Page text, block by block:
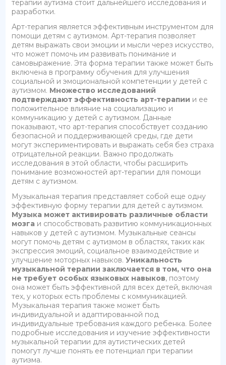
терапии аутизма стоит дальнейшего исследования и
разработки.
Арт-терапия является эффективным инструментом для
помощи детям с аутизмом. Арт-терапия позволяет
детям выражать свои эмоции и мысли через искусство,
что может помочь им развивать понимание и
самовыражение. Эта форма терапии также может быть
включена в программу обучения для улучшения
социальной и эмоциональной компетенции у детей с
аутизмом. Множество исследований
подтверждают эффективность арт-терапии и ее
положительное влияние на социализацию и
коммуникацию у детей с аутизмом. Данные
показывают, что арт-терапия способствует созданию
безопасной и поддерживающей среды, где дети
могут экспериментировать и выражать себя без страха
отрицательной реакции. Важно продолжать
исследования в этой области, чтобы расширить
понимание возможностей арт-терапии для помощи
детям с аутизмом.
Музыкальная терапия представляет собой еще одну
эффективную форму терапии для детей с аутизмом.
Музыка может активировать различные области
мозга и способствовать развитию коммуникационных
навыков у детей с аутизмом. Музыкальные сеансы
могут помочь детям с аутизмом в областях, таких как
экспрессия эмоций, социальное взаимодействие и
улучшение моторных навыков.Уникальность
музыкальной терапии заключается в том, что она
не требует особых языковых навыков, поэтому
она может быть эффективной для всех детей, включая
тех, у которых есть проблемы с коммуникацией.
Музыкальная терапия также может быть
индивидуальной и адаптированной под
индивидуальные требования каждого ребенка. Более
подробные исследования и изучение эффективности
музыкальной терапии для аутистических детей
помогут лучше понять ее потенциал при терапии
аутизма.